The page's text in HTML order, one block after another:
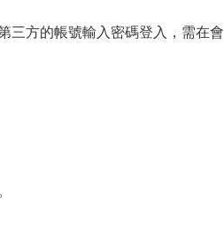
三方的帳號輸入密碼登入，需在會